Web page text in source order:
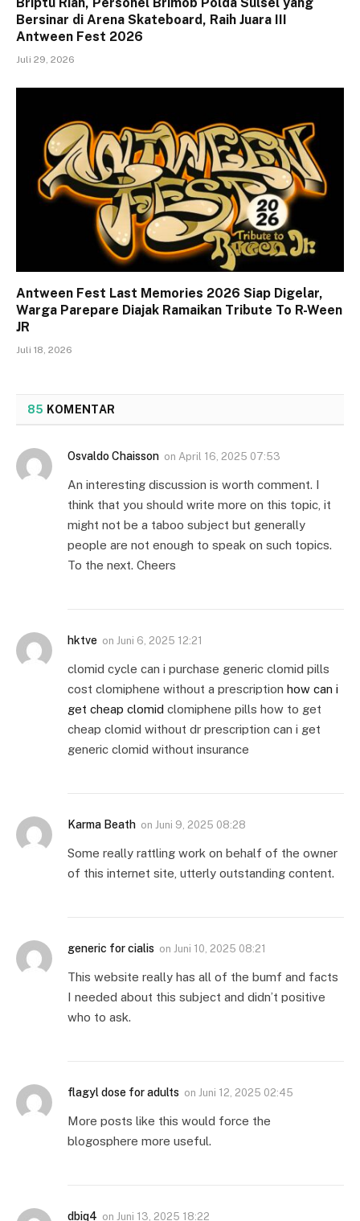
Bersinar di Arena Skateboard, Raih Juara III
Antween Fest 2026
Juli 29, 2026
Antween Fest Last Memories 2026 Siap Digelar,
Warga Parepare Diajak Ramaikan Tribute To R-Ween
JR
Juli 18, 2026
85 KOMENTAR
Osvaldo Chaisson on April 16, 2025 07:53
An interesting discussion is worth comment. I
think that you should write more on this topic, it
might not be a taboo subject but generally
people are not enough to speak on such topics.
To the next. Cheers
hktve on Juni 6, 2025 12:21
clomid cycle can i purchase generic clomid pills
cost clomiphene without a prescription how can i
get cheap clomid clomiphene pills how to get
cheap clomid without dr prescription can i get
generic clomid without insurance
Karma Beath on Juni 9, 2025 08:28
Some really rattling work on behalf of the owner
of this internet site, utterly outstanding content.
generic for cialis on Juni 10, 2025 08:21
This website really has all of the bumf and facts
I needed about this subject and didn’t positive
who to ask.
flagyl dose for adults on Juni 12, 2025 02:45
More posts like this would force the
blogosphere more useful.
dbiq4 on Juni 13, 2025 18:22